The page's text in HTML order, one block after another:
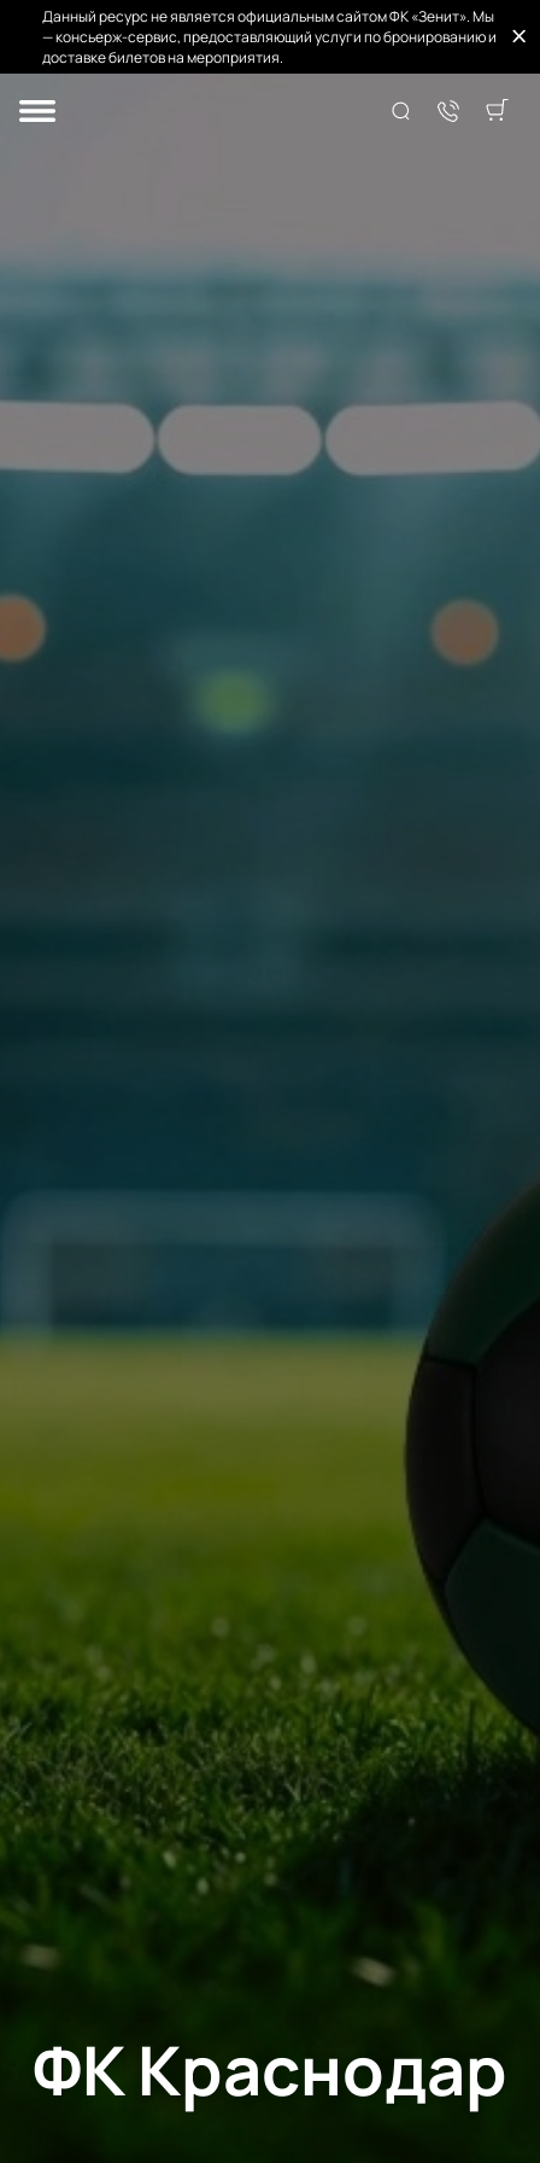
Данный ресурс не является официальным сайтом ФК «Зенит». Мы
— консьерж-сервис, предоставляющий услуги по бронированию и
доставке билетов на мероприятия.
ФК Краснодар